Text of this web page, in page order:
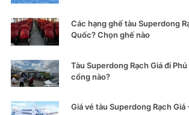
Các hạng ghế tàu Superdong
Quốc? Chọn ghế nào
Tàu Superdong Rạch Giá đi
cổng nào?
Giá vé tàu Superdong Rạch